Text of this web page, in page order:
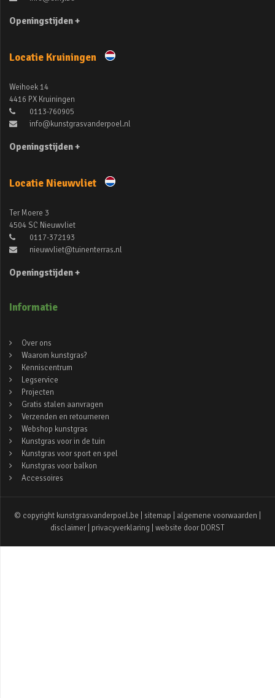
Openingstijden +
Locatie Kruiningen
Weihoek 14
4416 PX Kruiningen
0113-760905
info@kunstgrasvanderpoel.nl
Openingstijden +
Locatie Nieuwvliet
Ter Moere 3
4504 SC Nieuwvliet
0117-372193
nieuwvliet@tuinenterras.nl
Openingstijden +
Informatie
Over ons
Waarom kunstgras?
Kenniscentrum
Legservice
Projecten
Gratis stalen aanvragen
Verzenden en retourneren
Webshop kunstgras
Kunstgras voor in de tuin
Kunstgras voor sport en spel
Kunstgras voor balkon
Accessoires
© copyright kunstgrasvanderpoel.be | sitemap algemene voorwaarden
disclaimer
privacyverklaring | website door DORST